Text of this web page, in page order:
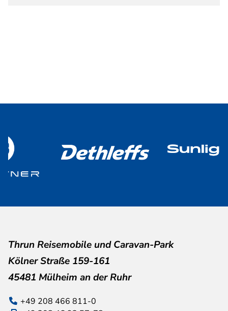
Thrun Reisemobile und Caravan-Park
Kölner Straße 159-161
45481 Mülheim an der Ruhr
+49 208 466 811-0